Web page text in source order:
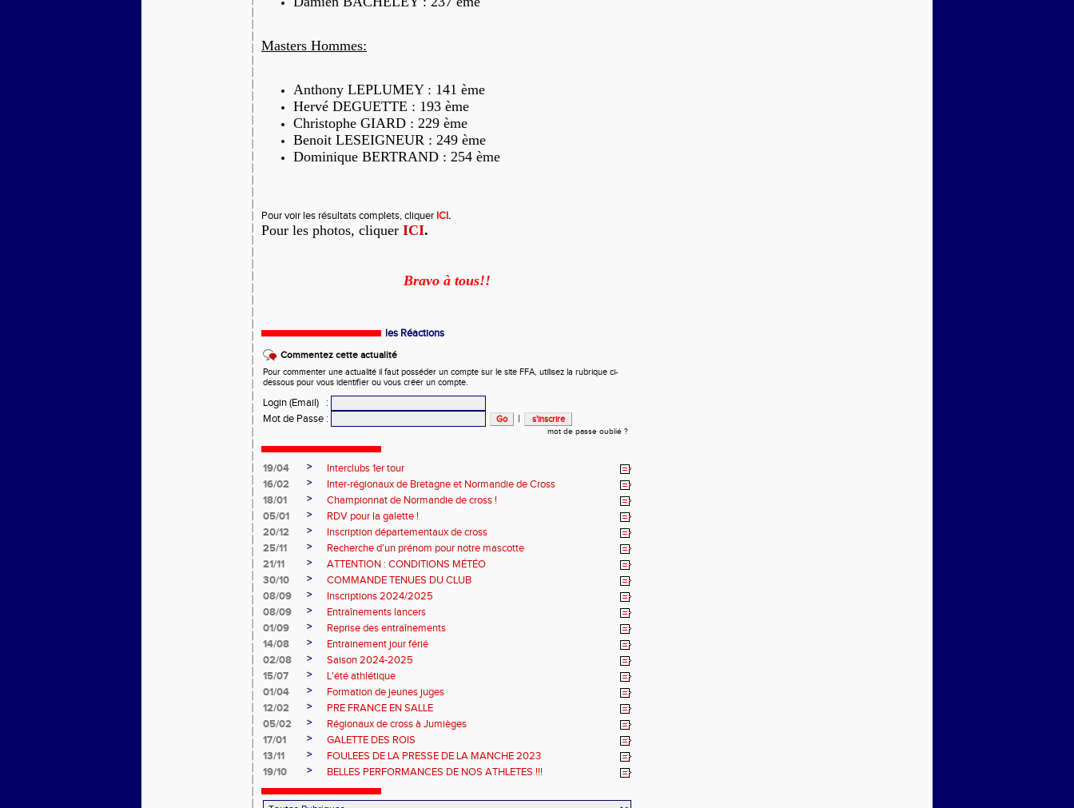
Masters Hommes:
Anthony LEPLUMEY : 141 ème
Hervé DEGUETTE : 193 ème
Christophe GIARD : 229 ème
Benoit LESEIGNEUR : 249 ème
Dominique BERTRAND : 254 ème
Pour voir les résultats complets, cliquer ICI.
Pour les photos, cliquer ICI.
Bravo à tous!!
les Réactions
Commentez cette actualité
Pour commenter une actualité il faut posséder un compte sur le site FFA, utilisez la rubrique ci-
dessous pour vous identifier ou vous créer un compte.
Login (Email)
:
Mot de Passe : |
mot de passe oublié ?
19/04 >
Interclubs 1er tour
16/02
>
Inter-régionaux de Bretagne et Normandie de Cross
18/01
>
Championnat de Normandie de cross !
05/01
>
RDV pour la galette !
20/12
>
Inscription départementaux de cross
25/11
>
Recherche d'un prénom pour notre mascotte
21/11
>
ATTENTION : CONDITIONS MÉTÉO
30/10
>
COMMANDE TENUES DU CLUB
08/09
>
Inscriptions 2024/2025
08/09
>
Entraînements lancers
01/09
>
Reprise des entraînements
14/08
>
Entrainement jour férié
02/08
>
Saison 2024-2025
15/07
>
L'été athlétique
01/04
>
Formation de jeunes juges
12/02
>
PRE FRANCE EN SALLE
05/02
>
Régionaux de cross à Jumièges
17/01
>
GALETTE DES ROIS
13/11
>
FOULEES DE LA PRESSE DE LA MANCHE 2023
19/10
> BELLES PERFORMANCES DE NOS ATHLETES !!!